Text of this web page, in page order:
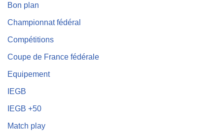
Bon plan
Championnat fédéral
Compétitions
Coupe de France fédérale
Equipement
IEGB
IEGB +50
Match play